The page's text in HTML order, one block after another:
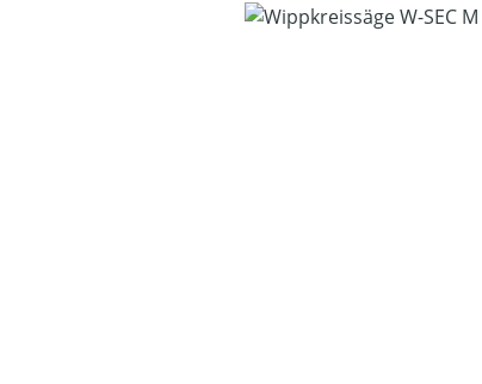
Bildergalerie überspringen